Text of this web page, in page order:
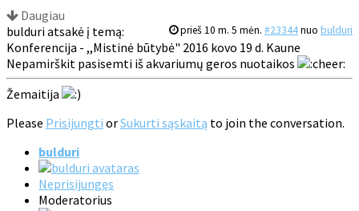
Daugiau
prieš 10 m. 5 mėn. #23344nuo bulduri
bulduri atsakė į temą:
Konferencija - ,,Mistinė būtybė" 2016 kovo 19 d. Kaune
Nepamirškit pasisemti iš akvariumų geros nuotaikos
Žemaitija
Please Prisijungti orSukurti sąskaitą to join the conversation.
bulduri
Neprisijungęs
Moderatorius